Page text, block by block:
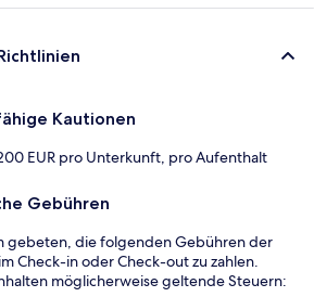
Kautionen
EUR pro Unterkunft, pro Aufenthalt
Gebühren
gebeten, die folgenden Gebühren der
Check-in oder Check-out zu zahlen.
möglicherweise geltende Steuern: